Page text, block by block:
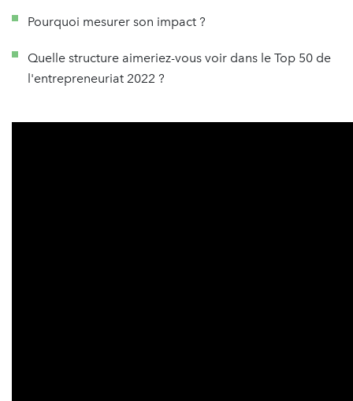
Pourquoi mesurer son impact ?
Quelle structure aimeriez-vous voir dans le Top 50 de
l'entrepreneuriat 2022 ?